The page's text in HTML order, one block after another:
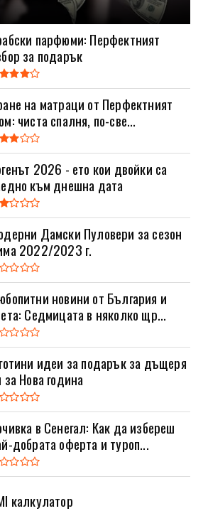
парфюми: Перфектният
за подарък
на матраци от Перфектният
чиста спалня, по-све...
2026 - ето кои двойки са
към днешна дата
Дамски Пуловери за сезон
2022/2023 г.
новини от България и
Седмицата в няколко щр...
идеи за подарък за дъщеря
за Нова година
в Сенегал: Как да избереш
добрата оферта и туроп...
калкулатор